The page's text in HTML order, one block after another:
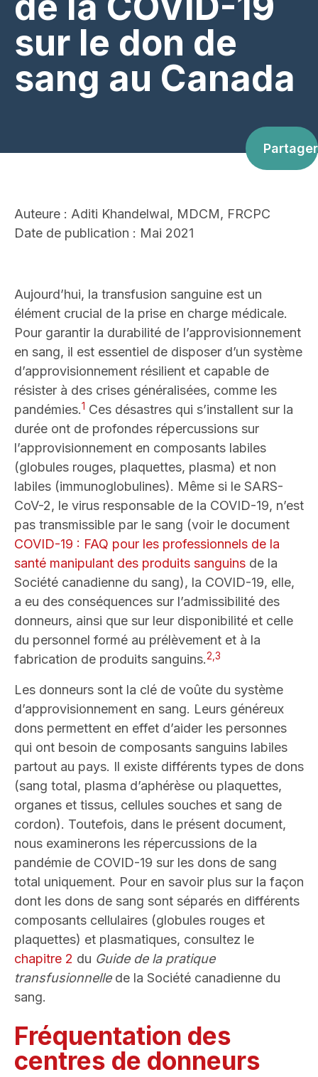
sur le don de
sang au Canada
Partager
Auteure : Aditi Khandelwal, MDCM, FRCPC
Date de publication : Mai 2021
Aujourd’hui, la transfusion sanguine est un
élément crucial de la prise en charge médicale.
Pour garantir la durabilité de l’approvisionnement
en sang, il est essentiel de disposer d’un système
d’approvisionnement résilient et capable de
résister à des crises généralisées, comme les
pandémies.1 Ces désastres qui s’installent sur la
durée ont de profondes répercussions sur
l’approvisionnement en composants labiles
(globules rouges, plaquettes, plasma) et non
labiles (immunoglobulines). Même si le SARS-
CoV-2, le virus responsable de la COVID-19, n’est
pas transmissible par le sang (voir le document
COVID-19 : FAQ pour les professionnels de la
santé manipulant des produits sanguins de la
Société canadienne du sang), la COVID-19, elle,
a eu des conséquences sur l’admissibilité des
donneurs, ainsi que sur leur disponibilité et celle
du personnel formé au prélèvement et à la
fabrication de produits sanguins.2,3
Les donneurs sont la clé de voûte du système
d’approvisionnement en sang. Leurs généreux
dons permettent en effet d’aider les personnes
qui ont besoin de composants sanguins labiles
partout au pays. Il existe différents types de dons
(sang total, plasma d’aphérèse ou plaquettes,
organes et tissus, cellules souches et sang de
cordon). Toutefois, dans le présent document,
nous examinerons les répercussions de la
pandémie de COVID-19 sur les dons de sang
total uniquement. Pour en savoir plus sur la façon
dont les dons de sang sont séparés en différents
composants cellulaires (globules rouges et
plaquettes) et plasmatiques, consultez le
chapitre 2 du Guide de la pratique
transfusionnellede la Société canadienne du
sang.
Fréquentation des
centres de donneurs